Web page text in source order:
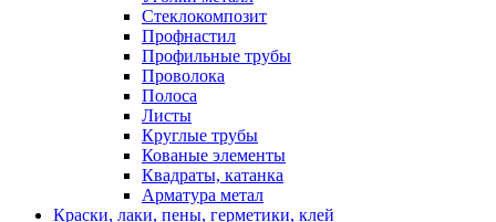
Стеклокомпозит
Профнастил
Профильные трубы
Проволока
Полоса
Листы
Круглые трубы
Кованые элементы
Квадраты, катанка
Арматура метал
Краски, лаки, пены, герметики, клей